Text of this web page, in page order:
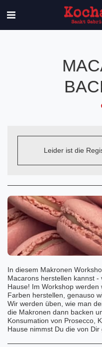
Leider ist die
In diesem Makronen
Macarons herstellen kannst
Hause! Im Workshop
Farben herstellen, genauso
Wir werden üben, wie man
die Makronen dann backen
Konsumation von Prosecco,
Hause nimmst Du die von Dir